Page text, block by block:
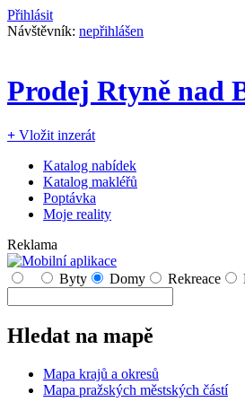
Přihlásit
Návštěvník: nepřihlášen
Prodej Rtyně nad
+ Vložit inzerát
Katalog nabídek
Katalog makléřů
Poptávka
Moje reality
Reklama
Byty Domy Rekreace
Hledat na mapě
Mapa krajů a okresů
Mapa pražských městských částí